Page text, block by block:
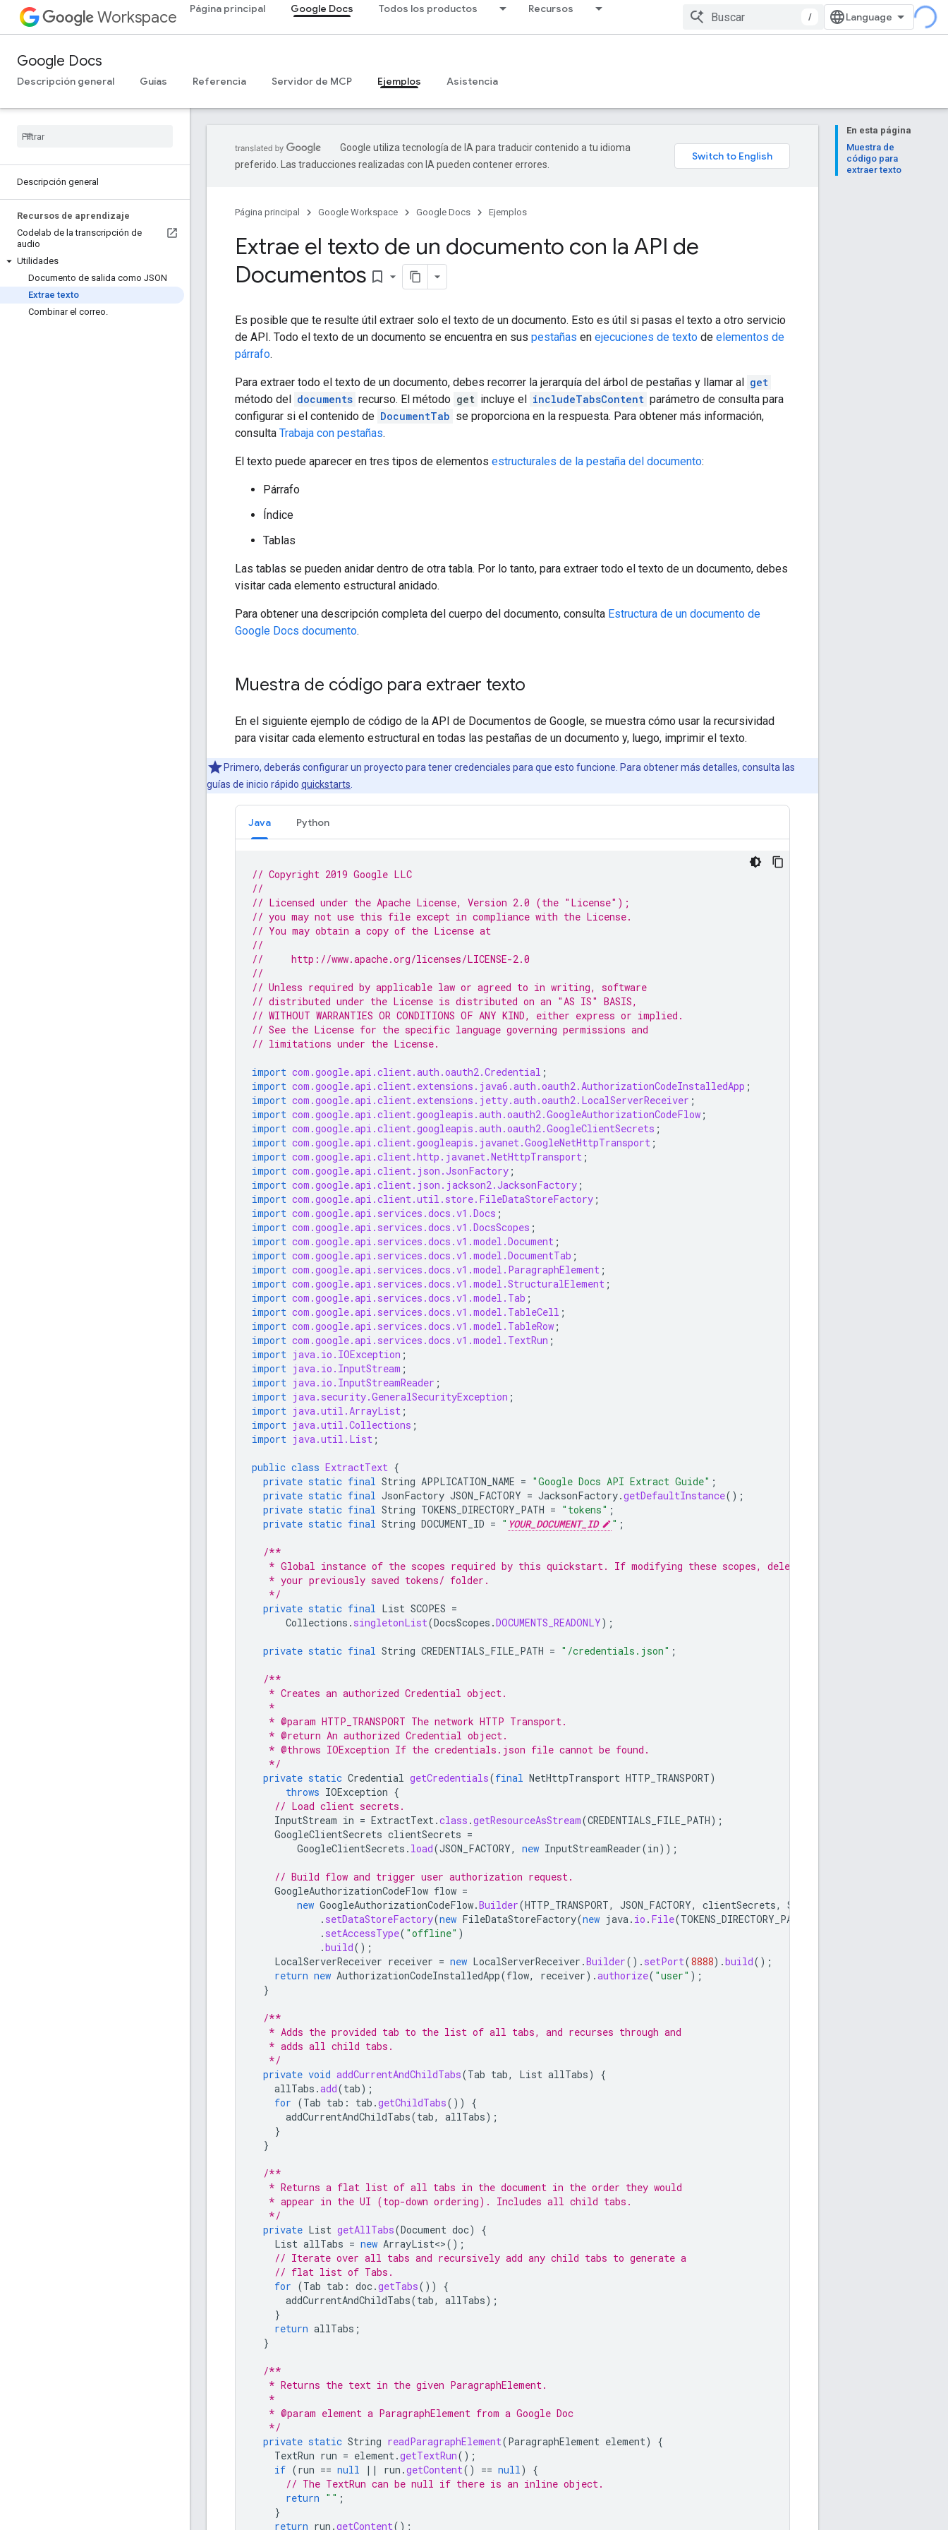
Workspace Página principal Google Docs Todos los productos Recursos
/
Google Docs
Descripción general Guías Referencia Servidor de MCP Ejemplos Asistencia
Descripción general
Recursos de aprendizaje
Codelab de la transcripción de
audio
Utilidades
Documento de salida como JSON
Extrae texto
Combinar el correo.
En esta página
Muestra de
código para
extraer texto
Google utiliza tecnología de IA para traducir contenido a tu idioma
preferido. Las traducciones realizadas con IA pueden contener errores.
Página principal Google Workspace Google Docs Ejemplos
Extrae el texto de un documento con la API de
Documentos bookmark_border
Es posible que te resulte útil extraer solo el texto de un documento. Esto es útil si pasas el texto a otro servicio
de API. Todo el texto de un documento se encuentra en sus pestañas en ejecuciones de texto de elementos de
párrafo.
Para extraer todo el texto de un documento, debes recorrer la jerarquía del árbol de pestañas y llamar al get
método del documents recurso. El método get incluye el includeTabsContent parámetro de consulta para
configurar si el contenido de DocumentTab se proporciona en la respuesta. Para obtener más información,
consulta Trabaja con pestañas.
El texto puede aparecer en tres tipos de elementos estructurales de la pestaña del documento:
Párrafo
Índice
Tablas
Las tablas se pueden anidar dentro de otra tabla. Por lo tanto, para extraer todo el texto de un documento, debes
visitar cada elemento estructural anidado.
Para obtener una descripción completa del cuerpo del documento, consulta Estructura de un documento de
Google Docs documento.
Muestra de código para extraer texto
En el siguiente ejemplo de código de la API de Documentos de Google, se muestra cómo usar la recursividad
para visitar cada elemento estructural en todas las pestañas de un documento y, luego, imprimir el texto.
Primero, deberás configurar un proyecto para tener credenciales para que esto funcione. Para obtener más detalles, consulta las
guías de inicio rápido quickstarts
Java Python
// Copyright 2019 Google LLC
//
// Licensed under the Apache License, Version 2.0 (the "License");
// you may not use this file except in compliance with the License.
// You may obtain a copy of the License at
//
//     http://www.apache.org/licenses/LICENSE-2.0
//
// Unless required by applicable law or agreed to in writing, software
// distributed under the License is distributed on an "AS IS" BASIS,
// WITHOUT WARRANTIES OR CONDITIONS OF ANY KIND, either express or implied.
// See the License for the specific language governing permissions and
// limitations under the License.
import com.google.api.client.auth.oauth2.Credential ;
import com.google.api.client.extensions.java6.auth.oauth2.AuthorizationCodeInstalledApp ;
import com.google.api.client.extensions.jetty.auth.oauth2.LocalServerReceiver ;
import com.google.api.client.googleapis.auth.oauth2.GoogleAuthorizationCodeFlow ;
import com.google.api.client.googleapis.auth.oauth2.GoogleClientSecrets ;
import com.google.api.client.googleapis.javanet.GoogleNetHttpTransport ;
import com.google.api.client.http.javanet.NetHttpTransport ;
import com.google.api.client.json.JsonFactory ;
import com.google.api.client.json.jackson2.JacksonFactory ;
import com.google.api.client.util.store.FileDataStoreFactory ;
import com.google.api.services.docs.v1.Docs ;
import com.google.api.services.docs.v1.DocsScopes ;
import com.google.api.services.docs.v1.model.Document ;
import com.google.api.services.docs.v1.model.DocumentTab ;
import com.google.api.services.docs.v1.model.ParagraphElement ;
import com.google.api.services.docs.v1.model.StructuralElement ;
import com.google.api.services.docs.v1.model.Tab ;
import com.google.api.services.docs.v1.model.TableCell ;
import com.google.api.services.docs.v1.model.TableRow ;
import com.google.api.services.docs.v1.model.TextRun ;
import java.io.IOException ;
import java.io.InputStream ;
import java.io.InputStreamReader ;
import java.security.GeneralSecurityException ;
import java.util.ArrayList ;
import java.util.Collections ;
import java.util.List ;
public class ExtractText {
private static final String APPLICATION_NAME = "Google Docs API Extract Guide" ;
private static final JsonFactory JSON_FACTORY = JacksonFactory.getDefaultInstance();
private static final String TOKENS_DIRECTORY_PATH = "tokens" ;
private static final String DOCUMENT_ID = " YOUR_DOCUMENT_ID " ;
/**
   * Global instance of the scopes required by this quickstart. If modifying these scopes, delete
   * your previously saved tokens/ folder.
   */
private static final List SCOPES =
Collections . singletonList(DocsScopes .DOCUMENTS_READONLY);
private static final String CREDENTIALS_FILE_PATH = "/credentials.json" ;
/**
   * Creates an authorized Credential object.
   *
   * @param HTTP_TRANSPORT The network HTTP Transport.
   * @return An authorized Credential object.
   * @throws IOException If the credentials.json file cannot be found.
   */
private static Credential getCredentials(final NetHttpTransport HTTP_TRANSPORT)
throws IOException {
// Load client secrets.
InputStream in = ExtractText.class .getResourceAsStream(CREDENTIALS_FILE_PATH);
GoogleClientSecrets clientSecrets =
GoogleClientSecrets . load(JSON_FACTORY, new InputStreamReader(in));
// Build flow and trigger user authorization request.
GoogleAuthorizationCodeFlow flow =
new GoogleAuthorizationCodeFlow.Builder(HTTP_TRANSPORT, JSON_FACTORY, clientSecrets, SCOPES
. setDataStoreFactory(new FileDataStoreFactory(new java. io . File(TOKENS_DIRECTORY_PATH
. setAccessType( "offline" )
.build();
LocalServerReceiver receiver = new LocalServerReceiver .Builder(). setPort(8888).build();
return new AuthorizationCodeInstalledApp(flow, receiver).authorize( "user" );
}
/**
   * Adds the provided tab to the list of all tabs, and recurses through and
   * adds all child tabs.
   */
private void addCurrentAndChildTabs(Tab tab, List allTabs)
{
allTabs .add(tab);
for (Tab tab : tab .getChildTabs())
{
addCurrentAndChildTabs(tab, allTabs);
}
}
/**
   * Returns a flat list of all tabs in the document in the order they would
   * appear in the UI (top-down ordering). Includes all child tabs.
   */
private List getAllTabs(Document doc)
{
List allTabs = new ArrayList<>();
// Iterate over all tabs and recursively add any child tabs to generate a
// flat list of Tabs.
for (Tab tab : doc.getTabs())
{
addCurrentAndChildTabs(tab, allTabs);
}
return allTabs ;
}
/**
   * Returns the text in the given ParagraphElement.
   *
   * @param element a ParagraphElement from a Google Doc
   */
private static String readParagraphElement(ParagraphElement element)
{
TextRun run = element.getTextRun();
if (run == null || run .getContent() == null)
{
// The TextRun can be null if there is an inline object.
return "" ;
}
return run .getContent();